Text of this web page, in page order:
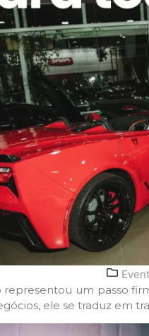
um passo
ele se traduz em